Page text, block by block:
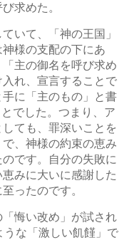
求めた。
いて、「神の王国」
様の支配の下にあ
主の御名を呼び求め
れ、宣言することで
に「主のもの」と書
でした。つまり、ア
ても、罪深いことを
、神様の約束の恵み
です。自分の失敗に
みに大いに感謝した
ったのです。
悔い改め」が試され
な「激しい飢饉」で